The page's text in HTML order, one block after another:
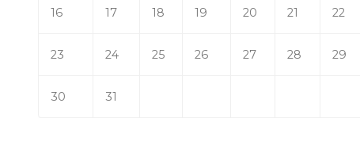
16 17 18 19 20 21 22
23 24 25 26 27 28 29
30 31